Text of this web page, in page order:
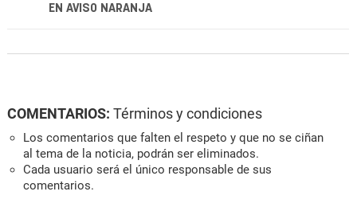
EN AVISO NARANJA
COMENTARIOS: Términos y condiciones
Los comentarios que falten el respeto y que no se ciñan
al tema de la noticia, podrán ser eliminados.
Cada usuario será el único responsable de sus
comentarios.